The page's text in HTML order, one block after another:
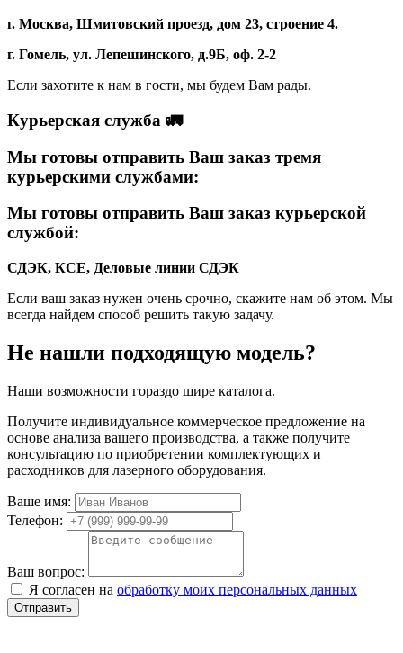
г. Москва, Шмитовский проезд, дом 23, строение 4.
г. Гомель, ул. Лепешинского, д.9Б, оф. 2-2
Если захотите к нам в гости, мы будем Вам рады.
Курьерская служба 🚛
Мы готовы отправить Ваш заказ тремя
курьерскими службами:
Мы готовы отправить Ваш заказ курьерской
службой:
СДЭК, КСЕ, Деловые линии СДЭК
Если ваш заказ нужен очень срочно, скажите нам об этом. Мы
всегда найдем способ решить такую задачу.
Не нашли подходящую модель?
Наши возможности гораздо шире каталога.
Получите индивидуальное коммерческое предложение на
основе анализа вашего производства, а также получите
консультацию по приобретении комплектующих и
расходников для лазерного оборудования.
Ваше имя:
Телефон:
Ваш вопрос:
Я согласен на обработку моих персональных данных
Отправить